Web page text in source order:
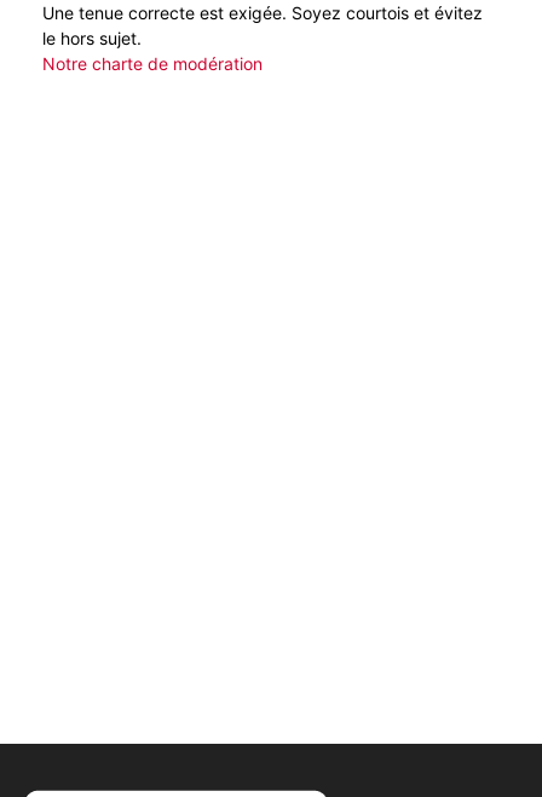
Une tenue correcte est exigée. Soyez courtois et évitez
le hors sujet.
Notre charte de modération